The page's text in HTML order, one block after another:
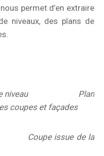
permet d’en extraire
niveaux, des plans de
Plan
coupes et façades
Coupe issue de la